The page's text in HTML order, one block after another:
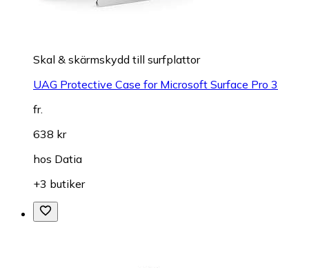
Skal & skärmskydd till surfplattor
UAG Protective Case for Microsoft Surface Pro 3
fr.
638 kr
hos Datia
+3 butiker